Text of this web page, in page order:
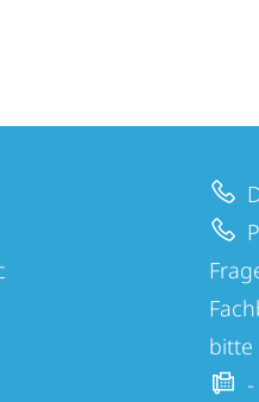
bitte
-